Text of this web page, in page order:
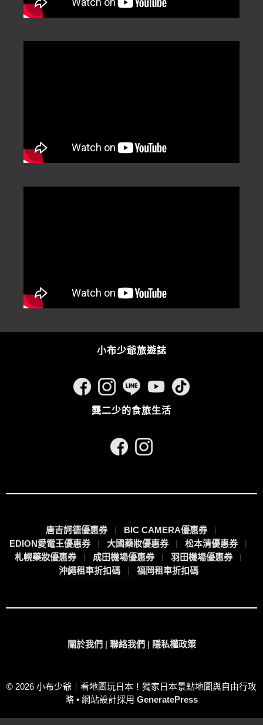
小布少爺旅遊誌
龔二少的食旅生活
唐吉訶德優惠券
BIC CAMERA優惠券
EDION愛電王優惠券
大國藥妝優惠券
松本清優惠券
札幌藥妝優惠券
成田機場優惠券
羽田機場優惠券
沖繩租車折扣碼
福岡租車折扣碼
關於我們 | 聯絡我們 | 隱私權政策
© 2026 小布少爺｜看地圖玩日本！獨家日本景點地圖與自由行攻
略 • 網站設計採用 GeneratePress